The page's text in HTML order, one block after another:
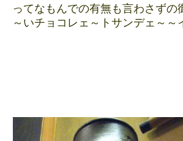
ってなもんでの有無も言わさずの
～いチョコレェ～トサンデェ～～